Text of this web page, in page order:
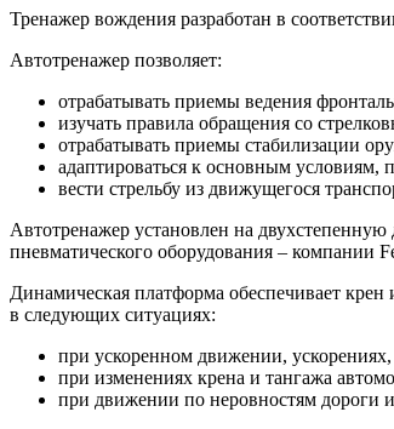
Тренажер вождения разработан в
Автотренажер позволяет:
отрабатывать приемы ведения
изучать правила обращения со
отрабатывать приемы стабилизации
адаптироваться к основным условиям,
вести стрельбу из движущегося
Автотренажер установлен на
пневматического оборудования – компании
Динамическая платформа обеспечивает
в следующих ситуациях:
при ускоренном движении,
при изменениях крена и тангажа
при движении по неровностям дороги